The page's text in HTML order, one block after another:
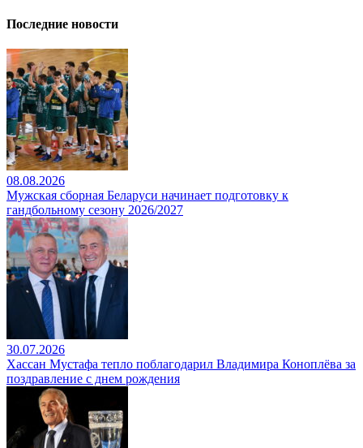
Последние новости
08.08.2026
Мужская сборная Беларуси начинает подготовку к
гандбольному сезону 2026/2027
30.07.2026
Хассан Мустафа тепло поблагодарил Владимира Коноплёва за
поздравление с днем рождения